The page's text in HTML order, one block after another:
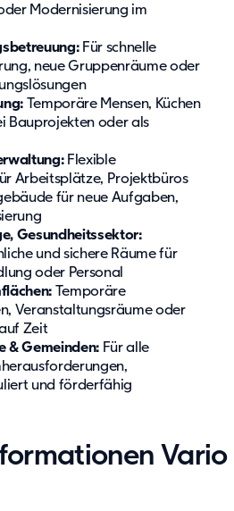
Modernisierung im
Für schnelle
neue Gruppenräume oder
Temporäre Mensen, Küchen
Bauprojekten oder als
Flexible
Arbeitsplätze, Projektbüros
für neue Aufgaben,
Gesundheitssektor:
und sichere Räume für
oder Personal
Temporäre
Veranstaltungsräume oder
Zeit
& Gemeinden: Für alle
und förderfähig
Vario